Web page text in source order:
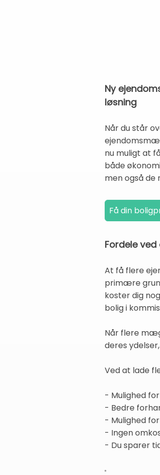
Ny
løsning
Når du står
nu muligt at
både
men også de
Fordele
At få flere
primære
koster dig
bolig i
Når flere
deres
Ved at lade
- Mulighed
- Bedre
- Mulighed
- Ingen
- Du sparer